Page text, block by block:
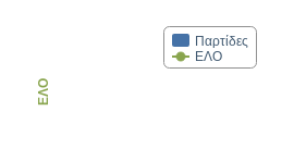
Παρτίδες
ΕΛΟ
ΕΛΟ